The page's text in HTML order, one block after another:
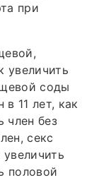
при
увеличить
соды
в 11 лет, как
член без
секс
половой